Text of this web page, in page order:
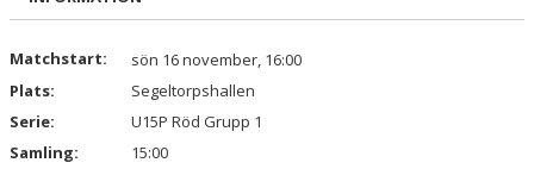
KINGS CURVE CUP
Matchstart:
sön 16 november, 16:00
Plats:
Segeltorpshallen
Serie:
U15P Röd Grupp 1
Samling:
15:00